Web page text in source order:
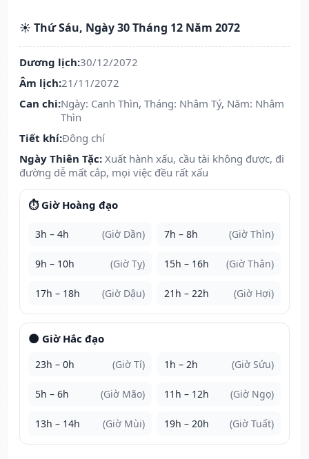
☀️ Thứ Sáu, Ngày 30 Tháng 12 Năm 2072
Dương lịch:30/12/2072
Âm lịch:21/11/2072
Can chi:Ngày: Canh Thìn, Tháng: Nhâm Tý, Năm: Nhâm
Thìn
Tiết khí:Đông chí
Ngày Thiên Tặc: Xuất hành xấu, cầu tài không được, đi
đường dễ mất cắp, mọi việc đều rất xấu
⏱️ Giờ Hoàng đạo
3h – 4h (Giờ Dần) 7h – 8h (Giờ Thìn)
9h – 10h (Giờ Tỵ) 15h – 16h (Giờ Thân)
17h – 18h (Giờ Dậu) 21h – 22h (Giờ Hợi)
🌑 Giờ Hắc đạo
23h – 0h (Giờ Tí) 1h – 2h (Giờ Sửu)
5h – 6h (Giờ Mão) 11h – 12h (Giờ Ngọ)
13h – 14h (Giờ Mùi) 19h – 20h (Giờ Tuất)